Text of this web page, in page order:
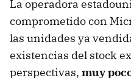
La operadora
comprometido con
las unidades ya
existencias del stock
perspectivas, muy